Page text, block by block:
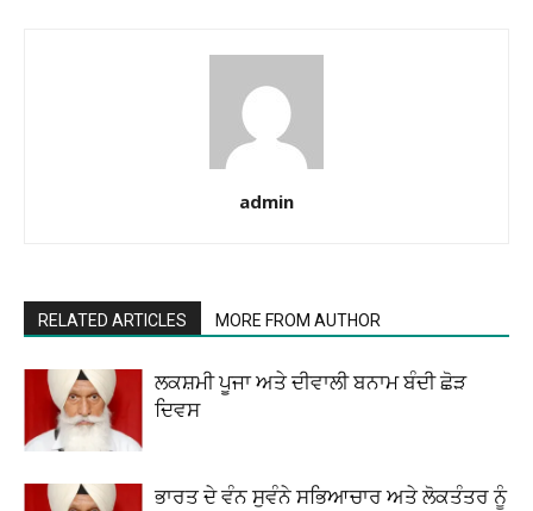
admin
RELATED ARTICLES MORE FROM AUTHOR
ਲਕਸ਼ਮੀ ਪੂਜਾ ਅਤੇ ਦੀਵਾਲੀ ਬਨਾਮ ਬੰਦੀ ਛੋੜ
ਦਿਵਸ
ਭਾਰਤ ਦੇ ਵੰਨ ਸੁਵੰਨੇ ਸਭਿਆਚਾਰ ਅਤੇ ਲੋਕਤੰਤਰ ਨੂੰ